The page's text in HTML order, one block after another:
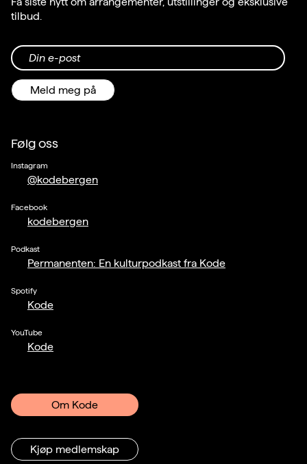
tilbud.
Din e-post
Meld meg på
Følg oss
Instagram
@kodebergen
Facebook
kodebergen
Podkast
Permanenten: En kulturpodkast fra Kode
Spotify
Kode
YouTube
Kode
Om Kode
Kjøp medlemskap